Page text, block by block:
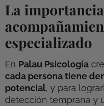
La
especializado
En Palau Psicología
cada persona tiene
potencial, y para
detección temprana y